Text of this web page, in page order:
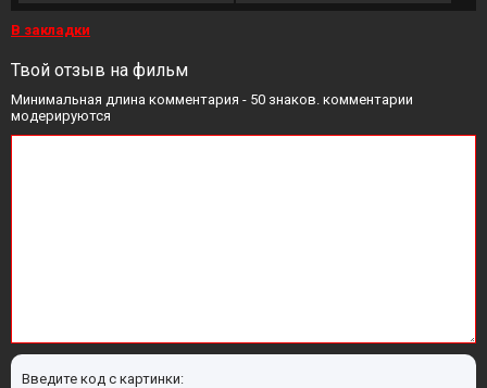
В закладки
Твой отзыв на фильм
Минимальная длина комментария - 50 знаков. комментарии
модерируются
Введите код с картинки: